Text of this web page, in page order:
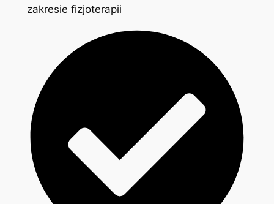
zakresie fizjoterapii